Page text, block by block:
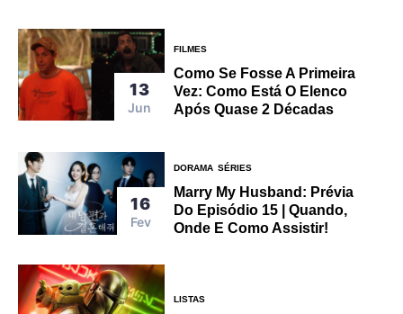
13
Jun
FILMES
Como Se Fosse A Primeira
Vez: Como Está O Elenco
Após Quase 2 Décadas
16
Fev
DORAMA SÉRIES
Marry My Husband: Prévia
Do Episódio 15 | Quando,
Onde E Como Assistir!
LISTAS